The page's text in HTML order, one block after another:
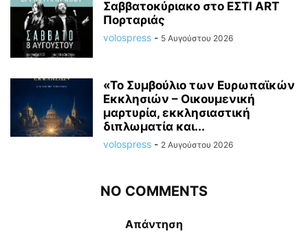
Σαββατοκύριακο στο ΕΣΤΙ ART
Πορταριάς
volospress - 5 Αυγούστου 2026
«Το Συμβούλιο των Ευρωπαϊκών
Εκκλησιών – Οικουμενική
μαρτυρία, εκκλησιαστική
διπλωματία και...
volospress - 2 Αυγούστου 2026
NO COMMENTS
Απάντηση